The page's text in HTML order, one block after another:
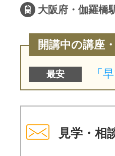
大阪府・伽羅橋
開講中の講座
最安
見学・相